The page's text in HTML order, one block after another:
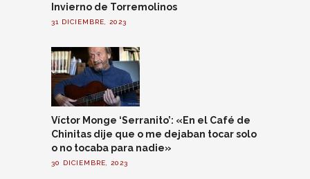
Invierno de Torremolinos
31 DICIEMBRE, 2023
Víctor Monge ‘Serranito’: «En el Café de
Chinitas dije que o me dejaban tocar solo
o no tocaba para nadie»
30 DICIEMBRE, 2023